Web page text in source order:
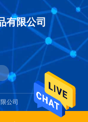
有限公司
公司